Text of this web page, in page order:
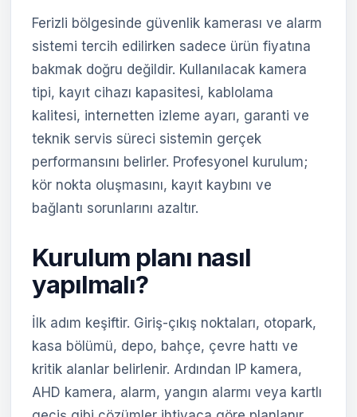
Ferizli bölgesinde güvenlik kamerası ve alarm
sistemi tercih edilirken sadece ürün fiyatına
bakmak doğru değildir. Kullanılacak kamera
tipi, kayıt cihazı kapasitesi, kablolama
kalitesi, internetten izleme ayarı, garanti ve
teknik servis süreci sistemin gerçek
performansını belirler. Profesyonel kurulum;
kör nokta oluşmasını, kayıt kaybını ve
bağlantı sorunlarını azaltır.
Kurulum planı nasıl
yapılmalı?
İlk adım keşiftir. Giriş-çıkış noktaları, otopark,
kasa bölümü, depo, bahçe, çevre hattı ve
kritik alanlar belirlenir. Ardından IP kamera,
AHD kamera, alarm, yangın alarmı veya kartlı